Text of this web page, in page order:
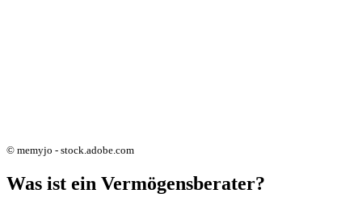
© memyjo - stock.adobe.com
Was ist ein Vermögensberater?